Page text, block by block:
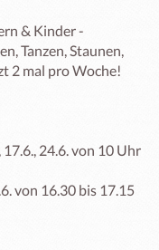
& Kinder -
Tanzen, Staunen,
2 mal pro Woche!
17.6., 24.6. von 10 Uhr
von 16.30 bis 17.15